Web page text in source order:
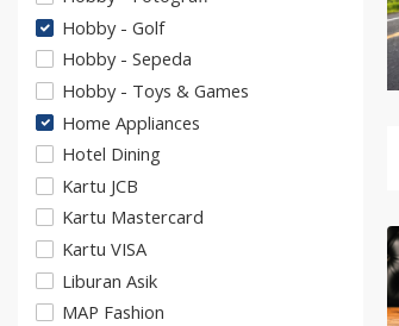
Hobby - Golf
Hobby - Sepeda
Hobby - Toys & Games
Home Appliances
Hotel Dining
Kartu JCB
Kartu Mastercard
Kartu VISA
Liburan Asik
MAP Fashion